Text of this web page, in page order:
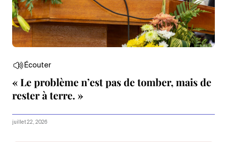
Écouter
« Le problème n’est pas de tomber, mais de
rester à terre. »
juillet 22, 2026